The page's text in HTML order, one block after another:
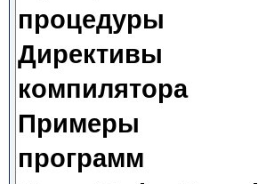
процедуры
Директивы
компилятора
Примеры
программ